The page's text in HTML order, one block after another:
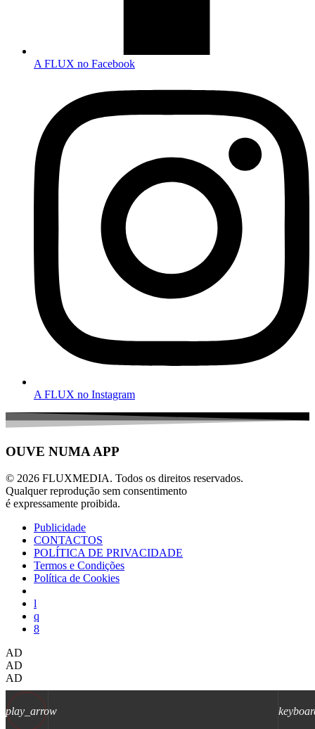
play_arrow
A FLUX no Facebook
A FLUX no Instagram
OUVE NUMA APP
© 2026 FLUXMEDIA. Todos os direitos reservados.
Qualquer reprodução sem consentimento
é expressamente proibida.
Publicidade
CONTACTOS
POLÍTICA DE PRIVACIDADE
Termos e Condições
Política de Cookies
AD
AD
AD